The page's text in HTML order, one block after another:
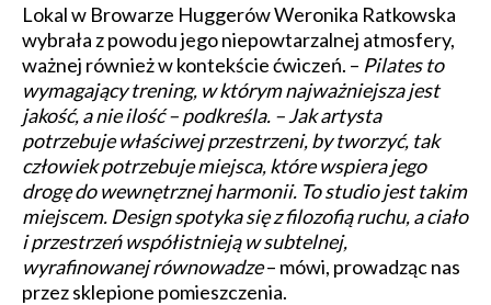
Lokal w Browarze Huggerów Weronika Ratkowska
wybrała z powodu jego niepowtarzalnej atmosfery,
ważnej również w kontekście ćwiczeń. – Pilates to
wymagający trening, w którym najważniejsza jest
jakość, a nie ilość – podkreśla. – Jak artysta
potrzebuje właściwej przestrzeni, by tworzyć, tak
człowiek potrzebuje miejsca, które wspiera jego
drogę do wewnętrznej harmonii. To studio jest takim
miejscem. Design spotyka się z filozofią ruchu, a ciało
i przestrzeń współistnieją w subtelnej,
wyrafinowanej równowadze– mówi, prowadząc nas
przez sklepione pomieszczenia.